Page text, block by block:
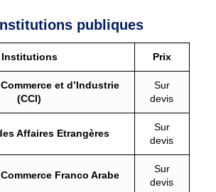
publiques
Institutions Prix
et d’Industrie
(CCI)
Sur
devis
Affaires Etrangères
Sur
devis
Franco Arabe
Sur
devis